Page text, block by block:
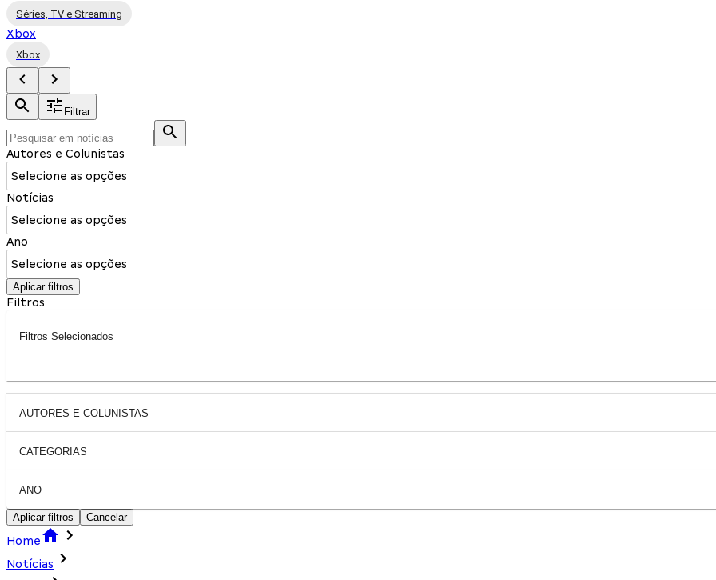
Séries, TV e Streaming
Xbox
Xbox
Filtrar
Autores e Colunistas
Selecione as opções
Notícias
Selecione as opções
Ano
Selecione as opções
Aplicar filtros
Filtros
Filtros Selecionados
AUTORES E COLUNISTAS
CATEGORIAS
ANO
Aplicar filtros Cancelar
Home
Notícias